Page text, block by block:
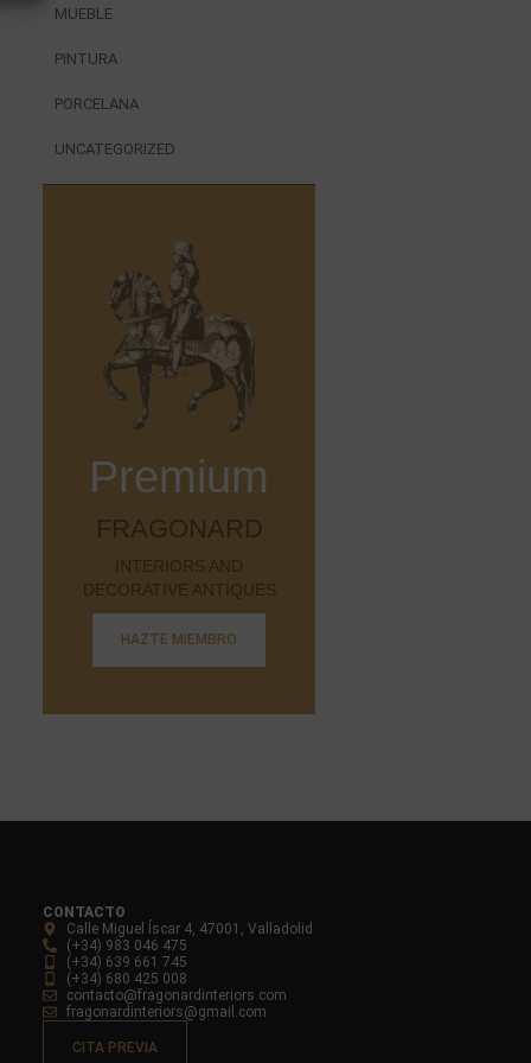
MUEBLE
PINTURA
PORCELANA
UNCATEGORIZED
Premium
FRAGONARD
INTERIORS AND
DECORATIVE ANTIQUES
HAZTE MIEMBRO
CONTACTO
Calle Miguel Íscar 4, 47001, Valladolid
(+34) 983 046 475
(+34) 639 661 745
(+34) 680 425 008
contacto@fragonardinteriors.com
fragonardinteriors@gmail.com
CITA PREVIA